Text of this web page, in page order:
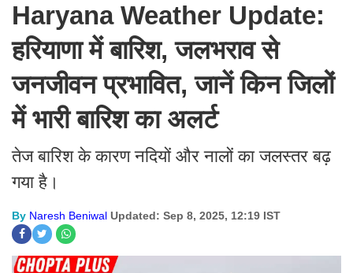
Haryana Weather Update:
हरियाणा में बारिश, जलभराव से
जनजीवन प्रभावित, जानें किन जिलों
में भारी बारिश का अलर्ट
तेज बारिश के कारण नदियों और नालों का जलस्तर बढ़
गया है।
By Naresh Beniwal Updated: Sep 8, 2025, 12:19 IST